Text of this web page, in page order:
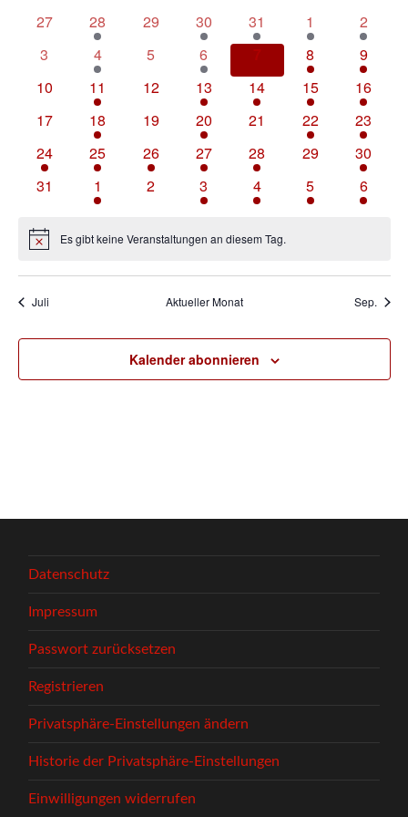
von
Veranstaltungen
0
Veranstaltungen
27
1
Veranstaltung
28
0
Veranstaltungen
29
3
Veranstaltungen
30
2
Veranstaltungen
31
4
1
1
2
0
Veranstaltungen
3
2
Veranstaltungen
4
0
Veranstaltungen
5
4
Veranstaltungen
6
Veranstaltungen
3
8
2
9
0
Veranstaltungen
10
1
Veranstaltung
11
0
Veranstaltungen
12
2
Veranstaltungen
13
2
Veranstaltungen
14
3
Veranstaltungen
15
1
16
0
Veranstaltungen
17
1
Veranstaltung
18
0
Veranstaltungen
19
1
Veranstaltung
20
0
Veranstaltungen
21
3
Veranstaltungen
22
2
23
1
Veranstaltung
24
1
Veranstaltung
25
1
Veranstaltung
26
2
Veranstaltungen
27
1
Veranstaltung
28
0
Veranstaltungen
29
2
30
0
Veranstaltungen
31
2
Veranstaltungen
1
0
Veranstaltungen
2
2
Veranstaltungen
3
5
Veranstaltungen
4
4
5
2
6
HinweisEs gibt keine Veranstaltungen an diesem Tag.
Juli Aktueller Monat Sep.
Kalender abonnieren
Datenschutz
Impressum
Passwort zurücksetzen
Registrieren
Privatsphäre-Einstellungen ändern
Historie der Privatsphäre-Einstellungen
Einwilligungen widerrufen